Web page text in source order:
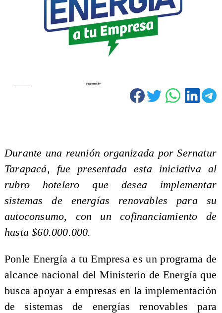
Durante una reunión organizada por Sernatur
Tarapacá, fue presentada esta iniciativa al
rubro hotelero que desea implementar
sistemas de energías renovables para su
autoconsumo, con un cofinanciamiento de
hasta $60.000.000.
Ponle Energía a tu Empresa es un programa de
alcance nacional del Ministerio de Energía que
busca apoyar a empresas en la implementación
de sistemas de energías renovables para